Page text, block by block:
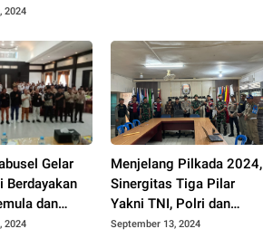
2024
Gelar
Berdayakan
dan
Partisipatif
2024
Menjelang Pilkada 2024,
Sinergitas Tiga Pilar
Yakni TNI, Polri dan
Pemerintah Daerah Terus
September 13, 2024